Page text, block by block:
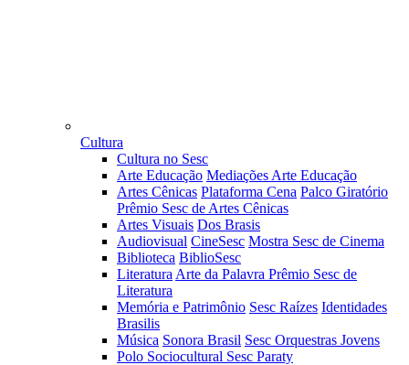
Cultura
Cultura no Sesc
Arte Educação Mediações Arte Educação
Artes Cênicas Plataforma Cena Palco Giratório
Prêmio Sesc de Artes Cênicas
Artes Visuais Dos Brasis
Audiovisual CineSesc Mostra Sesc de Cinema
Biblioteca BiblioSesc
Literatura Arte da Palavra Prêmio Sesc de
Literatura
Memória e Patrimônio Sesc Raízes Identidades
Brasilis
Música Sonora Brasil Sesc Orquestras Jovens
Polo Sociocultural Sesc Paraty